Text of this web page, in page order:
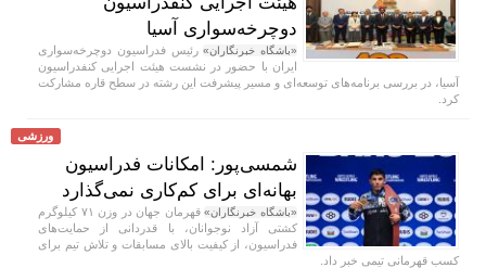
دوچرخه‌سواری آسیا
«باشگاه خبرنگاران»رئیس فدراسیون دوچرخه‌سواری
ایران با حضور در نشست هیئت اجرایی کنفدراسیون
آسیا، در بررسی برنامه‌های توسعه‌ای و مسیر پیشرفت این رشته در سطح قاره مشارکت
کرد.
ورزشی
شمسی‌پور: امکانات فدراسیون
بهانه‌ای برای کم‌کاری نمی‌گذارد
«باشگاه خبرنگاران»
قهرمان جهان در وزن ۷۱ کیلوگرم
کشتی آزاد نوجوانان، با قدردانی از حمایت‌های
فدراسیون، از کیفیت بالای مسابقات و تلاش تیم برای
کسب قهرمانی تیمی خبر داد.